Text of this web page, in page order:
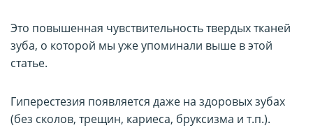
Это повышенная чувствительность твердых тканей
зуба, о которой мы уже упоминали выше в этой
статье.
Гиперестезия появляется даже на здоровых зубах
(без сколов, трещин, кариеса, бруксизма и т.п.).